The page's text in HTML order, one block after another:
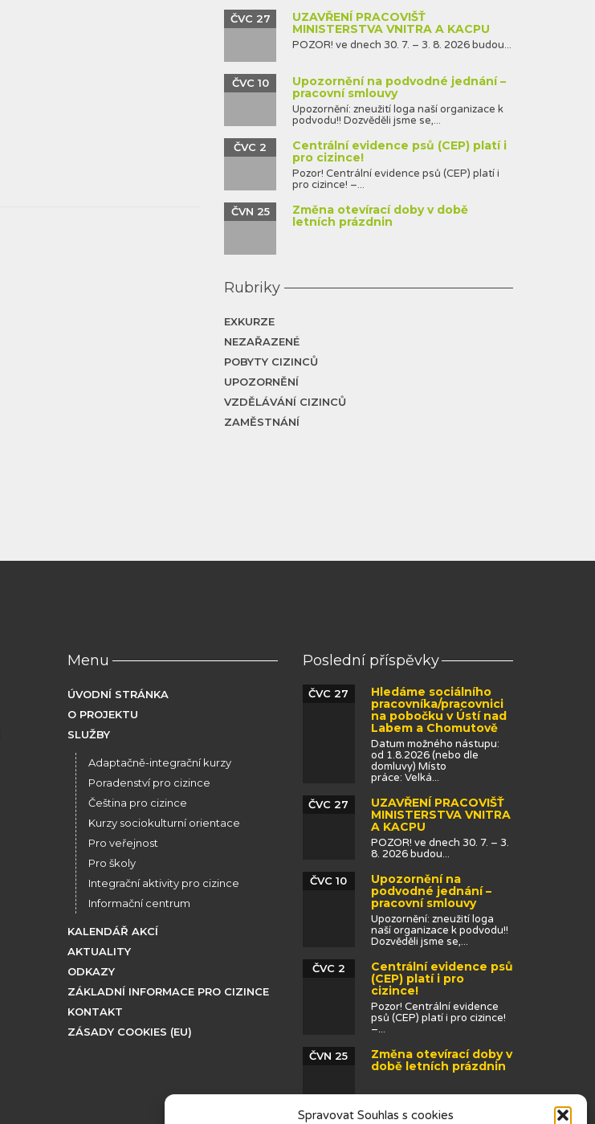
Spravovat Souhlas s cookies
UZAVŘENÍ PRACOVIŠŤ
MINISTERSTVA VNITRA A KACPU
ČVC 27
POZOR! ve dnech 30. 7. – 3. 8. 2026 budou...
Upozornění na podvodné jednání –
pracovní smlouvy
ČVC 10
Upozornění: zneužití loga naší organizace k
podvodu!! Dozvěděli jsme se,...
Centrální evidence psů (CEP) platí i
pro cizince!
ČVC 2
Pozor! Centrální evidence psů (CEP) platí i
pro cizince! –...
Změna otevírací doby v době
letních prázdnin
ČVN 25
Rubriky
EXKURZE
NEZAŘAZENÉ
POBYTY CIZINCŮ
UPOZORNĚNÍ
VZDĚLÁVÁNÍ CIZINCŮ
ZAMĚSTNÁNÍ
Menu
ÚVODNÍ STRÁNKA
O PROJEKTU
SLUŽBY
Adaptačně-integrační kurzy
Poradenství pro cizince
Čeština pro cizince
Kurzy sociokulturní orientace
Pro veřejnost
Pro školy
Integrační aktivity pro cizince
Informační centrum
KALENDÁŘ AKCÍ
AKTUALITY
ODKAZY
ZÁKLADNÍ INFORMACE PRO CIZINCE
KONTAKT
ZÁSADY COOKIES (EU)
Poslední příspěvky
Hledáme sociálního
pracovníka/pracovnici
na pobočku v Ústí nad
Labem a Chomutově
ČVC 27
Datum možného nástupu:
od 1.8.2026 (nebo dle
domluvy) Místo
práce: Velká...
UZAVŘENÍ PRACOVIŠŤ
MINISTERSTVA VNITRA
A KACPU
ČVC 27
POZOR! ve dnech 30. 7. – 3.
8. 2026 budou...
Upozornění na
podvodné jednání –
pracovní smlouvy
ČVC 10
Upozornění: zneužití loga
naší organizace k podvodu!!
Dozvěděli jsme se,...
Centrální evidence psů
(CEP) platí i pro
cizince!
ČVC 2
Pozor! Centrální evidence
psů (CEP) platí i pro cizince!
–...
Změna otevírací doby v
době letních prázdnin
ČVN 25